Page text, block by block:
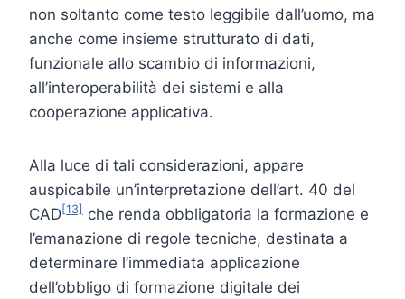
non soltanto come testo leggibile dall’uomo, ma
anche come insieme strutturato di dati,
funzionale allo scambio di informazioni,
all’interoperabilità dei sistemi e alla
cooperazione applicativa.
Alla luce di tali considerazioni, appare
auspicabile un’interpretazione dell’art. 40 del
CAD[13] che renda obbligatoria la formazione e
l’emanazione di regole tecniche, destinata a
determinare l’immediata applicazione
dell’obbligo di formazione digitale dei